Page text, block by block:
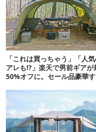
「これは買っちゃう」「人
アレも!?」楽天で男前ギアが
50%オフに。セール品豪華す